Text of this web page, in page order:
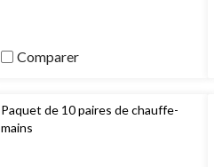
Comparer
Paquet de 10 paires de chauffe-
mains